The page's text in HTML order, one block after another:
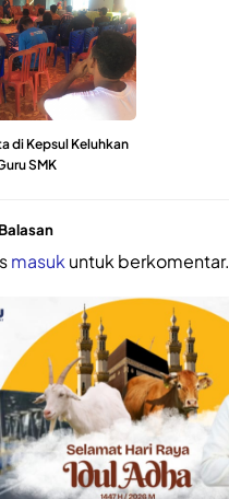
di Kepsul Keluhkan
SMK
masuk untuk berkomentar.